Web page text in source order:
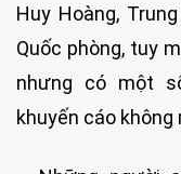
Huy Hoàng,
Quốc phòng, tuy
nhưng có một
khuyến cáo không